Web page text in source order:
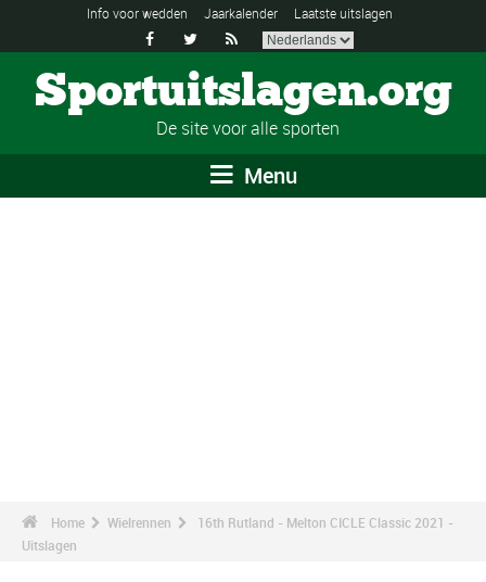
Info voor wedden Jaarkalender Laatste uitslagen
  
Sportuitslagen.org
De site voor alle sporten
Menu
Home Wielrennen
16th Rutland - Melton CICLE Classic 2021 -
Uitslagen